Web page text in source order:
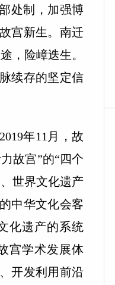
处制，加强博
宫新生。南迁
，险嶂迭生。
续存的坚定信
年11月，故
故宫”的“四个
世界文化遗产
中华文化会客
化遗产的系统
宫学术发展体
开发利用前沿